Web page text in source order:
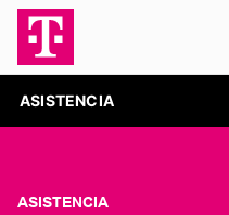
ASISTENCIA
ASISTENCIA